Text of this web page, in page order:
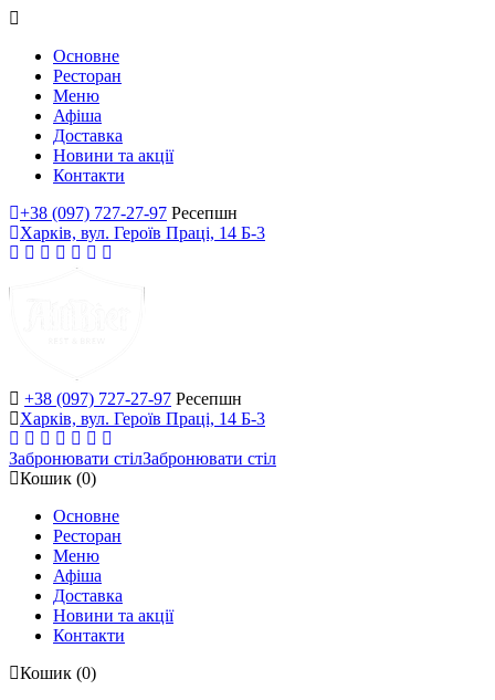
Основне
Ресторан
Меню
Афіша
Доставка
Новини та акції
Контакти
+38 (097) 727-27-97 Ресепшн
Харків, вул. Героїв Праці, 14 Б-3
+38 (097) 727-27-97 Ресепшн
Харків, вул. Героїв Праці, 14 Б-3
Забронювати стілЗабронювати стіл
Кошик (0)
Основне
Ресторан
Меню
Афіша
Доставка
Новини та акції
Контакти
Кошик (0)